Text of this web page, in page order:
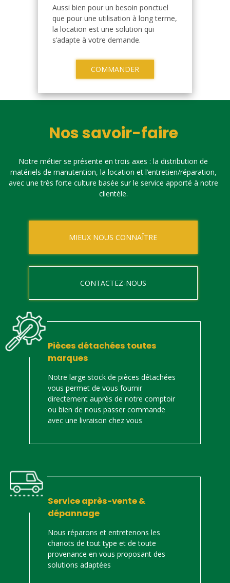
Aussi bien pour un besoin ponctuel
que pour une utilisation à long terme,
la location est une solution qui
s’adapte à votre demande.
COMMANDER
Nos savoir-faire
Notre métier se présente en trois axes : la distribution de
matériels de manutention, la location et l’entretien/réparation,
avec une très forte culture basée sur le service apporté à notre
clientèle.
MIEUX NOUS CONNAÎTRE
CONTACTEZ-NOUS
Pièces détachées toutes
marques
Notre large stock de pièces détachées
vous permet de vous fournir
directement auprès de notre comptoir
ou bien de nous passer commande
avec une livraison chez vous
Service après-vente &
dépannage
Nous réparons et entretenons les
chariots de tout type et de toute
provenance en vous proposant des
solutions adaptées